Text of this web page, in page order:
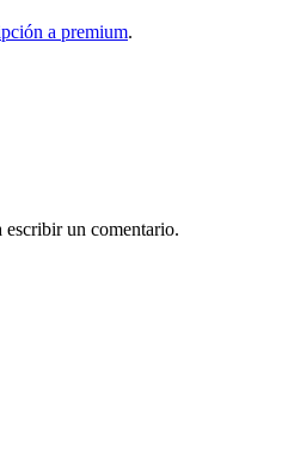
a premium.
escribir un comentario.